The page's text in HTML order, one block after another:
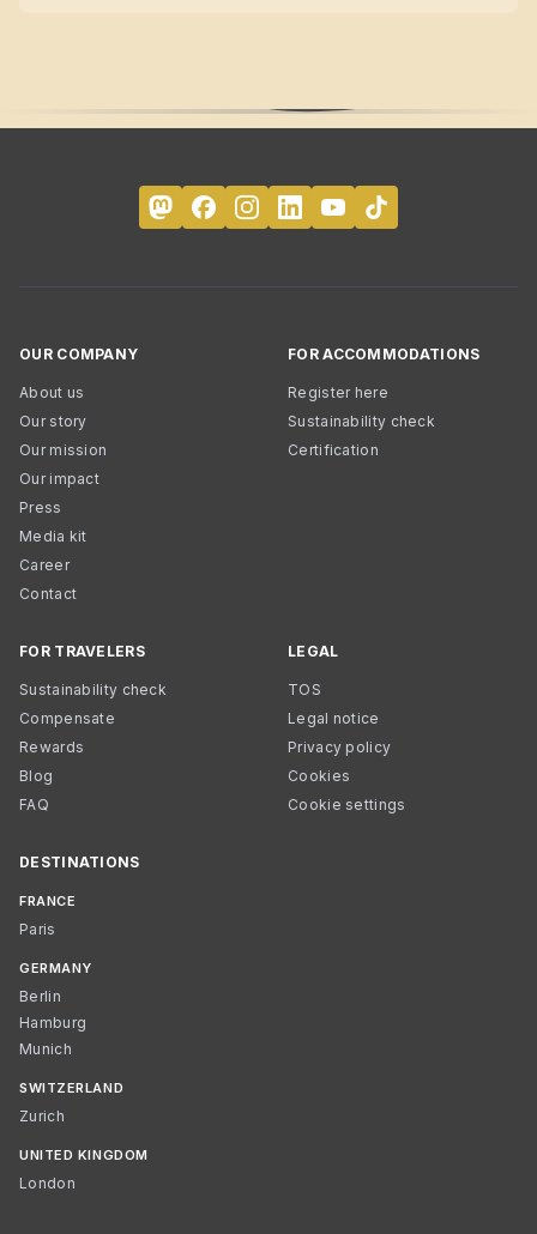
OUR COMPANY
About us
Our story
Our mission
Our impact
Press
Media kit
Career
Contact
FOR ACCOMMODATIONS
Register here
Sustainability check
Certification
FOR TRAVELERS
Sustainability check
Compensate
Rewards
Blog
FAQ
LEGAL
TOS
Legal notice
Privacy policy
Cookies
Cookie settings
DESTINATIONS
FRANCE
Paris
GERMANY
Berlin
Hamburg
Munich
SWITZERLAND
Zurich
UNITED KINGDOM
London